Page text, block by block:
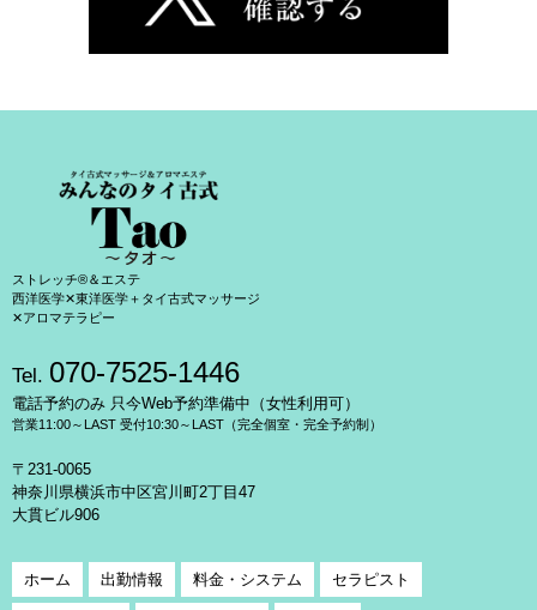
ストレッチ®＆エステ
西洋医学✕東洋医学＋タイ古式マッサージ
✕アロマテラピー
Tel. 070-7525-1446
電話予約のみ 只今Web予約準備中（女性利用可）
営業11:00～LAST 受付10:30～LAST（完全個室・完全予約制）
〒231-0065
神奈川県横浜市中区宮川町2丁目47
大貫ビル906
ホーム 出勤情報 料金・システム セラピスト